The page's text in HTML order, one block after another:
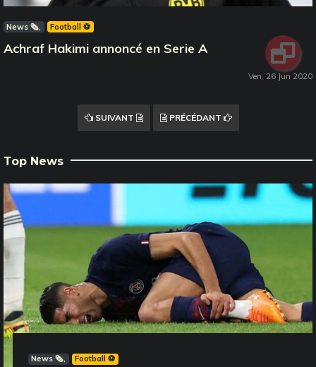
News 🗞️ Football ⚽️
Achraf Hakimi annoncé en Serie A
Ven, 26 Jun 2020
SUIVANT PRÉCÉDANT
Top News
News 🗞️ Football ⚽️